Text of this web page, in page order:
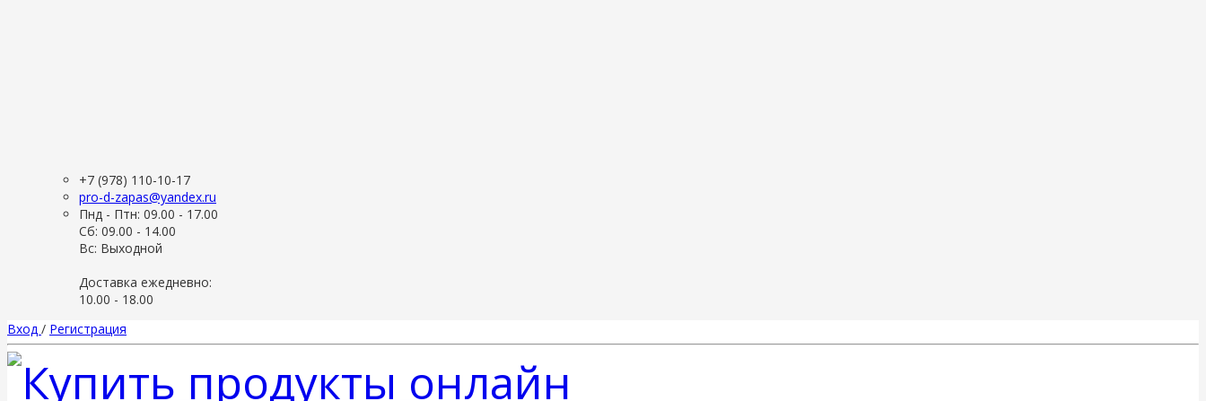
+7 (978) 110-10-17
pro-d-zapas@yandex.ru
Пнд - Птн: 09.00 - 17.00
Сб: 09.00 - 14.00
Вс: Выходной
Доставка ежедневно:
10.00 - 18.00
Вход / Регистрация